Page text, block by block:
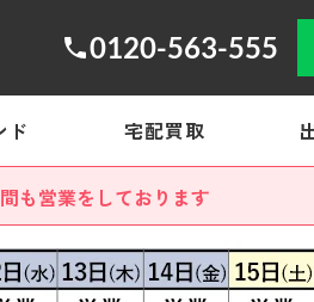
0120-563-555
ド 宅配買取
も営業をしております